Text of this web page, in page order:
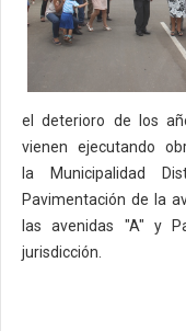
el deterioro de los
vienen ejecutando
la Municipalidad
Pavimentación de la
las avenidas "A" y
jurisdicción.